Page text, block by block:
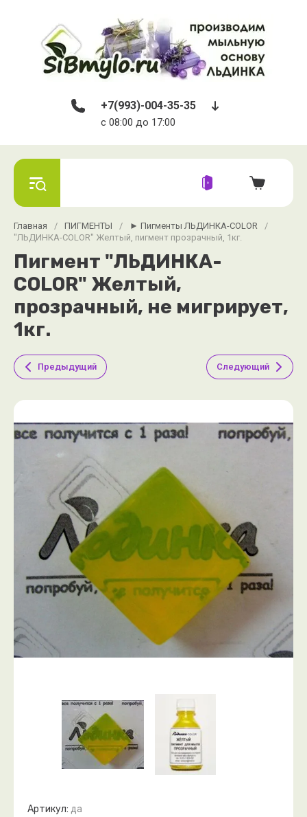
+7(993)-004-35-35
c 08:00 до 17:00
Главная / ПИГМЕНТЫ / ► Пигменты ЛЬДИНКА-COLOR
/
"ЛЬДИНКА-COLOR" Желтый, пигмент прозрачный, 1кг.
Пигмент "ЛЬДИНКА-
COLOR" Желтый,
прозрачный, не мигрирует,
1кг.
Предыдущий Следующий
Артикул: да